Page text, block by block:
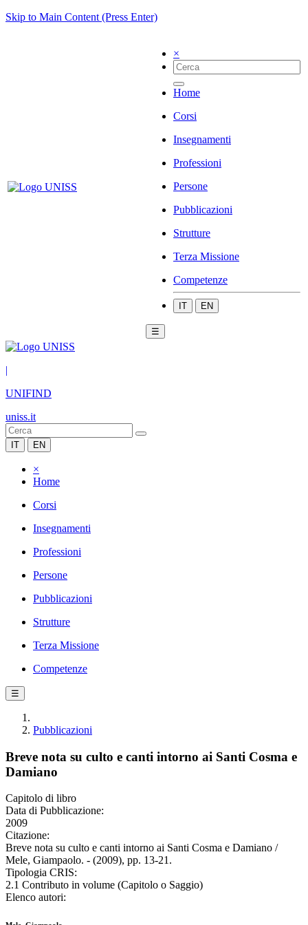
Skip to Main Content (Press Enter)
×
Home
Corsi
Insegnamenti
Professioni
Persone
Pubblicazioni
Strutture
Terza Missione
Competenze
IT EN
☰
|
UNIFIND
uniss.it
IT EN
×
Home
Corsi
Insegnamenti
Professioni
Persone
Pubblicazioni
Strutture
Terza Missione
Competenze
☰
Pubblicazioni
Breve nota su culto e canti intorno ai Santi Cosma e
Damiano
Capitolo di libro
Data di Pubblicazione:
2009
Citazione:
Breve nota su culto e canti intorno ai Santi Cosma e Damiano /
Mele, Giampaolo. - (2009), pp. 13-21.
Tipologia CRIS:
2.1 Contributo in volume (Capitolo o Saggio)
Elenco autori: